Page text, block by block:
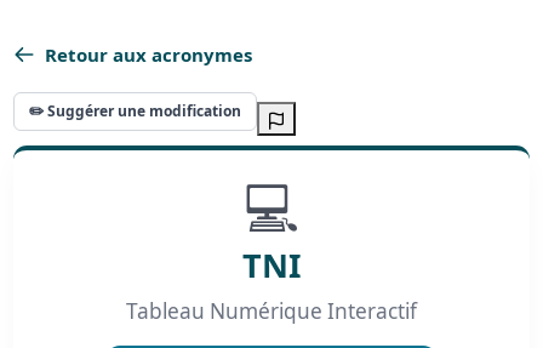
Retour aux acronymes
✏️ Suggérer une modification
💻
TNI
Tableau Numérique Interactif